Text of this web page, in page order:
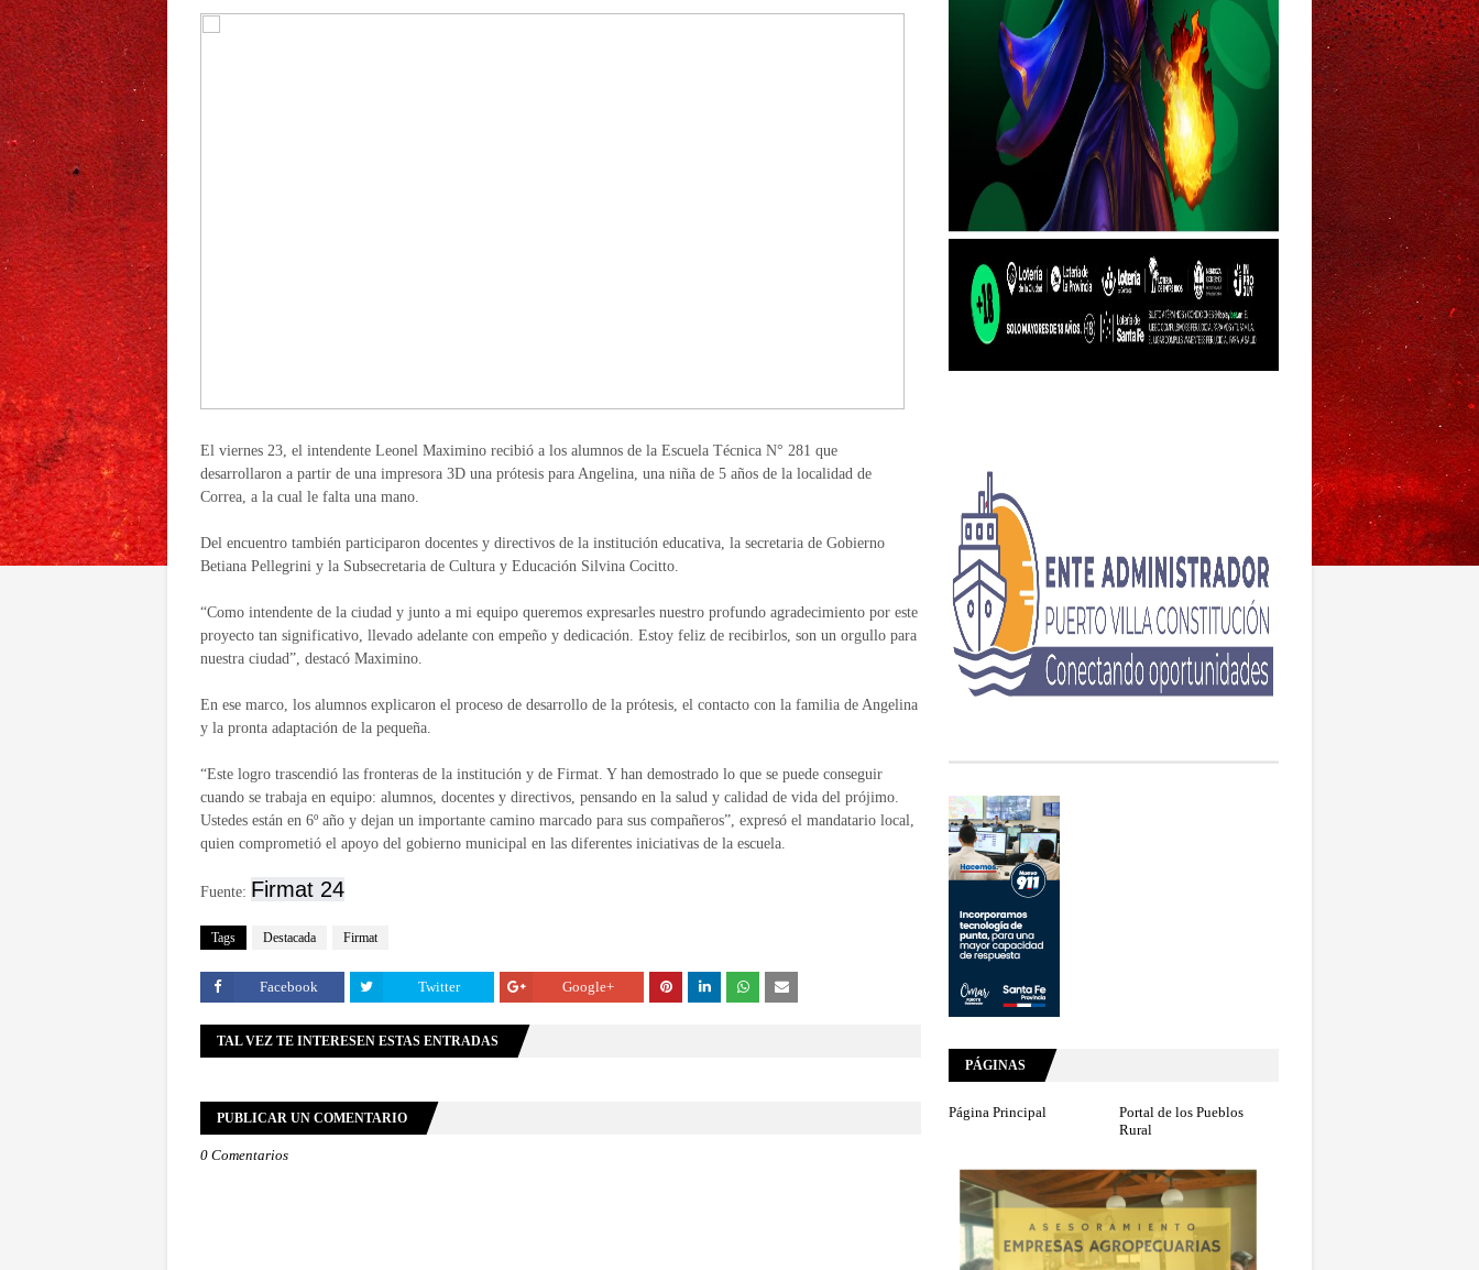
El viernes 23, el intendente Leonel Maximino recibió a los alumnos de la Escuela Técnica N° 281 que
desarrollaron a partir de una impresora 3D una prótesis para Angelina, una niña de 5 años de la localidad de
Correa, a la cual le falta una mano.
Del encuentro también participaron docentes y directivos de la institución educativa, la secretaria de Gobierno
Betiana Pellegrini y la Subsecretaria de Cultura y Educación Silvina Cocitto.
“Como intendente de la ciudad y junto a mi equipo queremos expresarles nuestro profundo agradecimiento por este
proyecto tan significativo, llevado adelante con empeño y dedicación. Estoy feliz de recibirlos, son un orgullo para
nuestra ciudad”, destacó Maximino.
En ese marco, los alumnos explicaron el proceso de desarrollo de la prótesis, el contacto con la familia de Angelina
y la pronta adaptación de la pequeña.
“Este logro trascendió las fronteras de la institución y de Firmat. Y han demostrado lo que se puede conseguir
cuando se trabaja en equipo: alumnos, docentes y directivos, pensando en la salud y calidad de vida del prójimo.
Ustedes están en 6º año y dejan un importante camino marcado para sus compañeros”, expresó el mandatario local,
quien comprometió el apoyo del gobierno municipal en las diferentes iniciativas de la escuela.
Fuente: Firmat 24
Tags Destacada Firmat
Facebook Twitter Google+
TAL VEZ TE INTERESEN ESTAS ENTRADAS
PUBLICAR UN COMENTARIO
0 Comentarios
PÁGINAS
Página Principal
Portal de los Pueblos
Rural